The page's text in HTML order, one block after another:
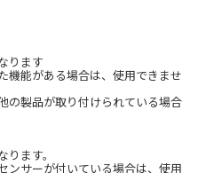
ります
能がある場合は、使用できませ
の製品が取り付けられている場合
ます。
サーが付いている場合は、使用